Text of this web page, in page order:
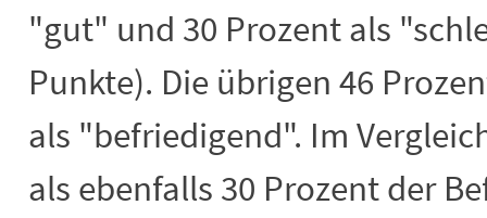
"gut" und 30 Prozent als
Punkte). Die übrigen 46
als "befriedigend". Im
als ebenfalls 30 Prozent der